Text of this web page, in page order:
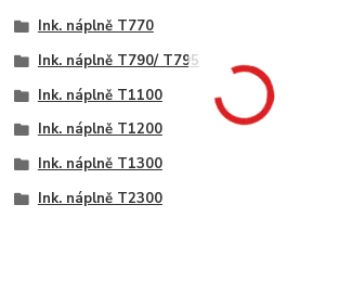
Ink. náplně T770
Ink. náplně T790/ T795
Ink. náplně T1100
Ink. náplně T1200
Ink. náplně T1300
Ink. náplně T2300